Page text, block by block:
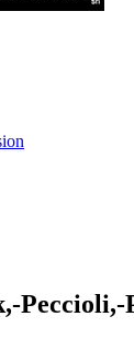
Peccioli,-